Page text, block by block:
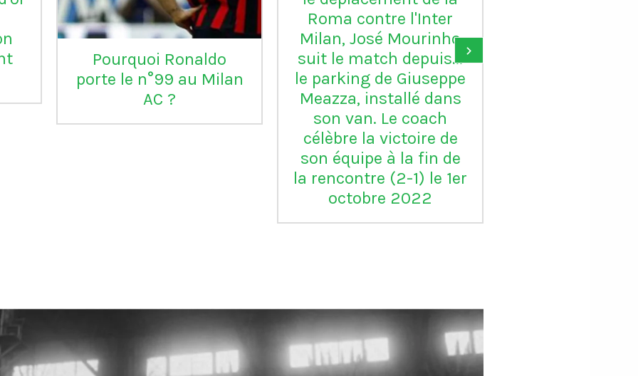
Pourquoi Ronaldo
porte le n°99 au Milan
AC ?
Roma contre l'Inter
Milan, José Mourinho
suit le match depuis...
le parking de Giuseppe
Meazza, installé dans
son van. Le coach
célèbre la victoire de
son équipe à la fin de
la rencontre (2-1) le 1er
octobre 2022
›